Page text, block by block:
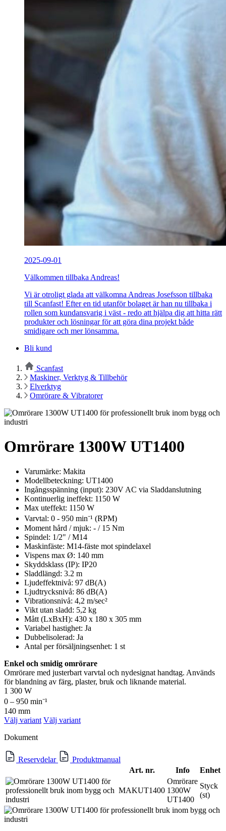
2025-09-01
Välkommen tillbaka Andreas!
Vi är otroligt glada att välkomna Andreas Josefsson tillbaka
till Scanfast! Efter en tid utanför bolaget är han nu tillbaka i
rollen som kundansvarig i väst - redo att hjälpa dig att hitta rätt
produkter och lösningar för att göra dina projekt både
smidigare och mer lönsamma.
Bli kund
Scanfast
Maskiner, Verktyg & Tillbehör
Elverktyg
Omrörare & Vibratorer
Omrörare 1300W UT1400
Varumärke: Makita
Modellbeteckning: UT1400
Ingångsspänning (input): 230V AC via Sladdanslutning
Kontinuerlig ineffekt: 1150 W
Max uteffekt: 1150 W
Varvtal: 0 - 950 min⁻¹ (RPM)
Moment hård / mjuk: - / 15 Nm
Spindel: 1/2" / M14
Maskinfäste: M14-fäste mot spindelaxel
Vispens max Ø: 140 mm
Skyddsklass (IP): IP20
Sladdlängd: 3.2 m
Ljudeffektnivå: 97 dB(A)
Ljudtrycksnivå: 86 dB(A)
Vibrationsnivå: 4,2 m/sec²
Vikt utan sladd: 5,2 kg
Mått (LxBxH): 430 x 180 x 305 mm
Variabel hastighet: Ja
Dubbelisolerad: Ja
Antal per försäljningsenhet: 1 st
Enkel och smidig omrörare
Omrörare med justerbart varvtal och nydesignat handtag. Används
för blandning av färg, plaster, bruk och liknande material.
1 300 W
0 – 950 min⁻¹
140 mm
Välj variant Välj variant
Dokument
Reservdelar
Produktmanual
Art. nr.
Info Enhet
MAKUT1400
Omrörare
1300W
UT1400
Styck
(st)